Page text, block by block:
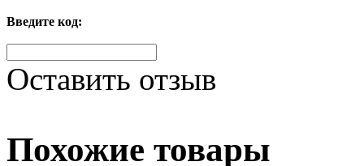
Введите код:
Оставить отзыв
Похожие товары